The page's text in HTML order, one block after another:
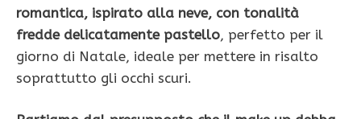
romantica, ispirato alla neve, con tonalità
fredde delicatamente pastello, perfetto per il
giorno di Natale, ideale per mettere in risalto
soprattutto gli occhi scuri.